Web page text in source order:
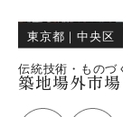
東京都 ｜中央区
伝統技術・ものづ
築地場外市場